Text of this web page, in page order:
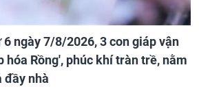
ngày 7/8/2026, 3 con giáp vận
hóa Rồng', phúc khí tràn trề, nằm
đầy nhà